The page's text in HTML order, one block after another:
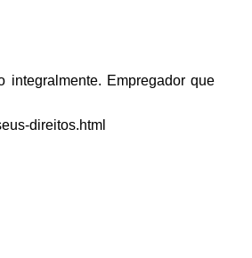
Empregador que
direitos.html